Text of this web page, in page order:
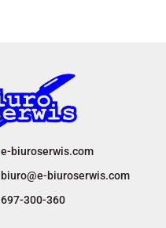
e-biuroserwis.com
biuro@e-biuroserwis.com
697-300-360